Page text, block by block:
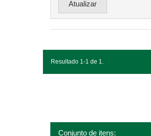
Resultado 1-1 de 1.
Conjunto de itens: